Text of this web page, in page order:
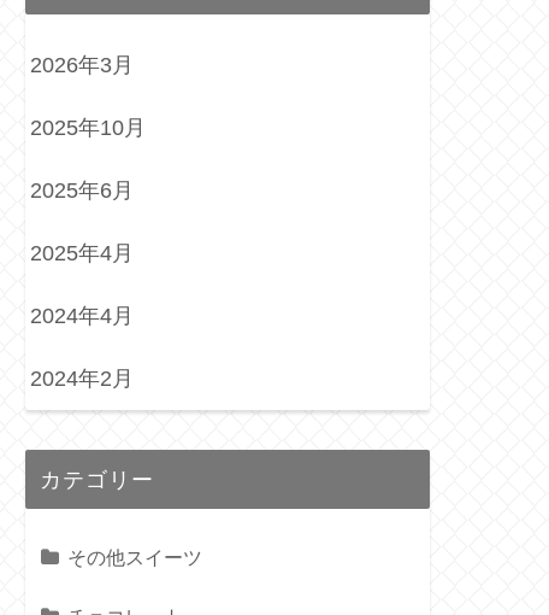
2026年3月
2025年10月
2025年6月
2025年4月
2024年4月
2024年2月
カテゴリー
その他スイーツ